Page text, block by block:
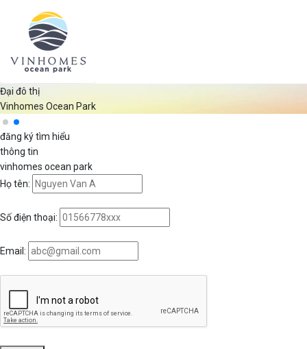
Đại đô thị
Vinhomes Ocean Park
đăng ký tìm hiểu
thông tin
vinhomes ocean park
Họ tên:
Số điện thoại:
Email: